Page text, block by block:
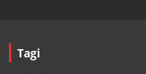
Tagi